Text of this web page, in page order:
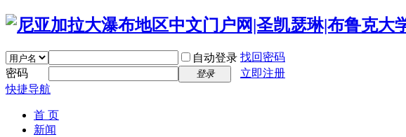
自动登录 找回密码
密码
登录
立即注册
快捷导航
首 页
新闻